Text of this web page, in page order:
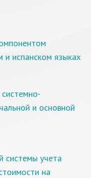
и испанском языках
и основной
системы учета
на